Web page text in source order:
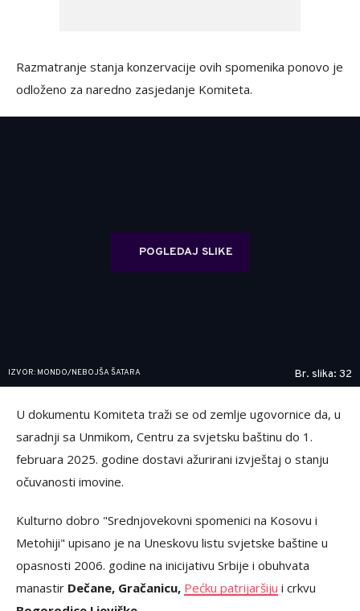
Razmatranje stanja konzervacije ovih spomenika ponovo je
odloženo za naredno zasjedanje Komiteta.
POGLEDAJ SLIKE
IZVOR: MONDO/NEBOJŠA ŠATARA Br. slika: 32
U dokumentu Komiteta traži se od zemlje ugovornice da, u
saradnji sa Unmikom, Centru za svjetsku baštinu do 1.
februara 2025. godine dostavi ažurirani izvještaj o stanju
očuvanosti imovine.
Kulturno dobro "Srednjovekovni spomenici na Kosovu i
Metohiji" upisano je na Uneskovu listu svjetske baštine u
opasnosti 2006. godine na inicijativu Srbije i obuhvata
manastir Dečane, Gračanicu, Pećku patrijaršiju i crkvu